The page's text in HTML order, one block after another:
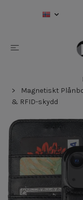
Magnetiskt
& RFID-skydd